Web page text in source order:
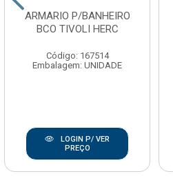
ARMARIO P/BANHEIRO
BCO TIVOLI HERC
Código: 167514
Embalagem: UNIDADE
LOGIN P/ VER
PREÇO